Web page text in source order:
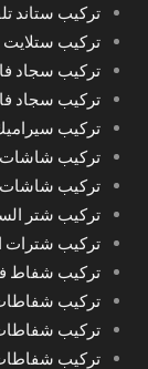
تركيب ستاند
تركيب
تركيب سجاد
تركيب سجاد
تركيب
تركيب شاشات
تركيب شاشات
تركيب شتر
تركيب شترات
تركيب شفاط
تركيب شفاطات
تركيب
تركيب